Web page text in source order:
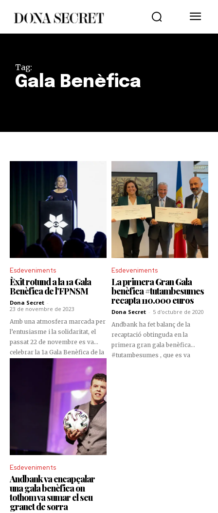
Tag:
Gala Benèfica
Esdeveniments
Èxit rotund a la 1a Gala
Benèfica de l’FPNSM
Dona Secret -
23 de novembre de 2023
Amb una atmosfera marcada per
l’entusiasme i la solidaritat, el
passat 22 de novembre es va
celebrar la 1a Gala Benèfica de la
Senyora de Meritxell (FPNSM),
sota el lema "El teu gest, el
nostre èxit". L'esdeveniment,
celebrat amb gran èxit a UNNIC,
va aplegar més de 100 persones,
entre elles personalitats
públiques, representants
d'entitats i empreses del país,
així com professionals i famílies
vinculades a la missió de la
Fundació.
Esdeveniments
La primera Gran Gala
benèfica #tutambesumes
recapta 110.000 euros
Dona Secret - 5 d'octubre de 2020
Andbank ha fet balanç de la
recaptació obtinguda en la
primera gran gala benèfica
#tutambesumes , que es va
Esdeveniments
Andbank va encapçalar
una gala benèfica on
tothom va sumar el seu
granet de sorra